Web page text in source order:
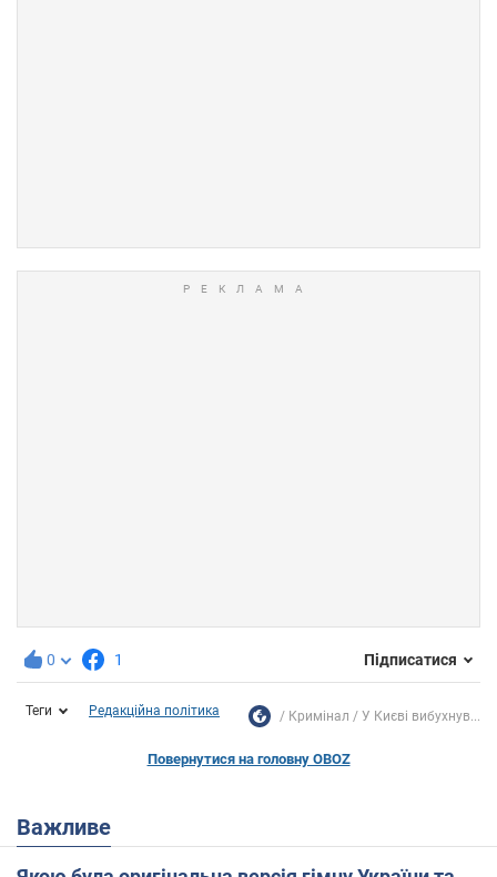
0 1 Підписатися
Теги Редакційна політика Кримінал У Києві вибухнув...
Повернутися на головну OBOZ
Важливе